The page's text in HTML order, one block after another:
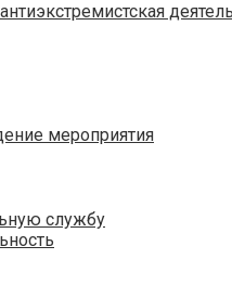
мероприятия
службу